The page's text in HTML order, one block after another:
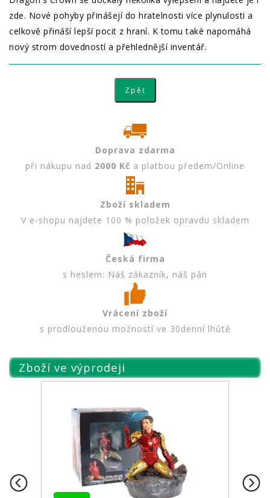
zde. Nové pohyby přinášejí do hratelnosti více plynulosti a
celkově přináší lepší pocit z hraní. K tomu také napomáhá
nový strom dovedností a přehlednější inventář.
Doprava zdarma
při nákupu nad 2000 Kč a platbou předem/Online
Zboží skladem
V e-shopu najdete 100 % položek opravdu skladem
Česká firma
s heslem: Náš zákazník, náš pán
Vrácení zboží
s prodlouženou možností ve 30denní lhůtě
Zboží ve výprodeji